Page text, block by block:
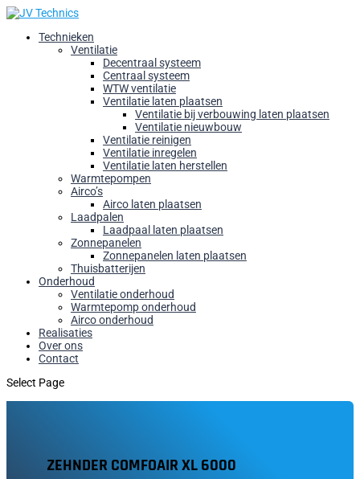
Technieken
Ventilatie
Decentraal systeem
Centraal systeem
WTW ventilatie
Ventilatie laten plaatsen
Ventilatie bij verbouwing laten plaatsen
Ventilatie nieuwbouw
Ventilatie reinigen
Ventilatie inregelen
Ventilatie laten herstellen
Warmtepompen
Airco’s
Airco laten plaatsen
Laadpalen
Laadpaal laten plaatsen
Zonnepanelen
Zonnepanelen laten plaatsen
Thuisbatterijen
Onderhoud
Ventilatie onderhoud
Warmtepomp onderhoud
Airco onderhoud
Realisaties
Over ons
Contact
Select Page
ZEHNDER COMFOAIR XL 6000